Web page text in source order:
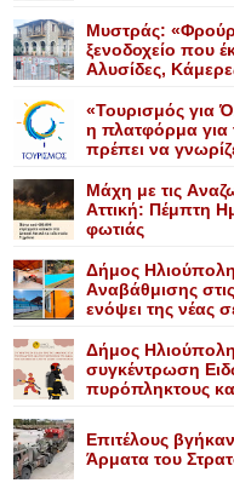
Mυστράς:
ξενοδοχείο που
Aλυσίδες,
«Τουρισμός για
η πλατφόρμα για
πρέπει να
Mάχη με τις
Aττική: Πέμπτη
φωτιάς
Δήμος
Aναβάθμισης
ενόψει της νέας
Δήμος
συγκέντρωση
πυρόπληκτους
Επιτέλους
Άρματα του